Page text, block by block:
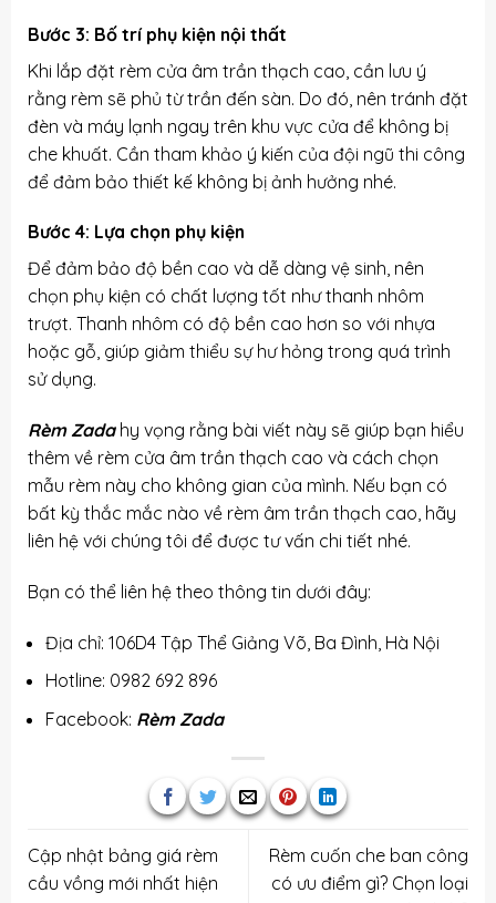
Bước 3: Bố trí phụ kiện nội thất
Khi lắp đặt rèm cửa âm trần thạch cao, cần lưu ý
rằng rèm sẽ phủ từ trần đến sàn. Do đó, nên tránh đặt
đèn và máy lạnh ngay trên khu vực cửa để không bị
che khuất. Cần tham khảo ý kiến của đội ngũ thi công
để đảm bảo thiết kế không bị ảnh hưởng nhé.
Bước 4: Lựa chọn phụ kiện
Để đảm bảo độ bền cao và dễ dàng vệ sinh, nên
chọn phụ kiện có chất lượng tốt như thanh nhôm
trượt. Thanh nhôm có độ bền cao hơn so với nhựa
hoặc gỗ, giúp giảm thiểu sự hư hỏng trong quá trình
sử dụng.
Rèm Zada hy vọng rằng bài viết này sẽ giúp bạn hiểu
thêm về rèm cửa âm trần thạch cao và cách chọn
mẫu rèm này cho không gian của mình. Nếu bạn có
bất kỳ thắc mắc nào về rèm âm trần thạch cao, hãy
liên hệ với chúng tôi để được tư vấn chi tiết nhé.
Bạn có thể liên hệ theo thông tin dưới đây:
Địa chỉ: 106D4 Tập Thể Giảng Võ, Ba Đình, Hà Nội
Hotline: 0982 692 896
Facebook: Rèm Zada
Cập nhật bảng giá rèm
cầu vồng mới nhất hiện
Rèm cuốn che ban công
có ưu điểm gì? Chọn loại